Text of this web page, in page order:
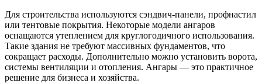
Для строительства используются сэндвич-панели, профнастил
или тентовые покрытия. Некоторые модели ангаров
оснащаются утеплением для круглогодичного использования.
Такие здания не требуют массивных фундаментов, что
сокращает расходы. Дополнительно можно установить ворота,
системы вентиляции и отопления. Ангары — это практичное
решение для бизнеса и хозяйства.